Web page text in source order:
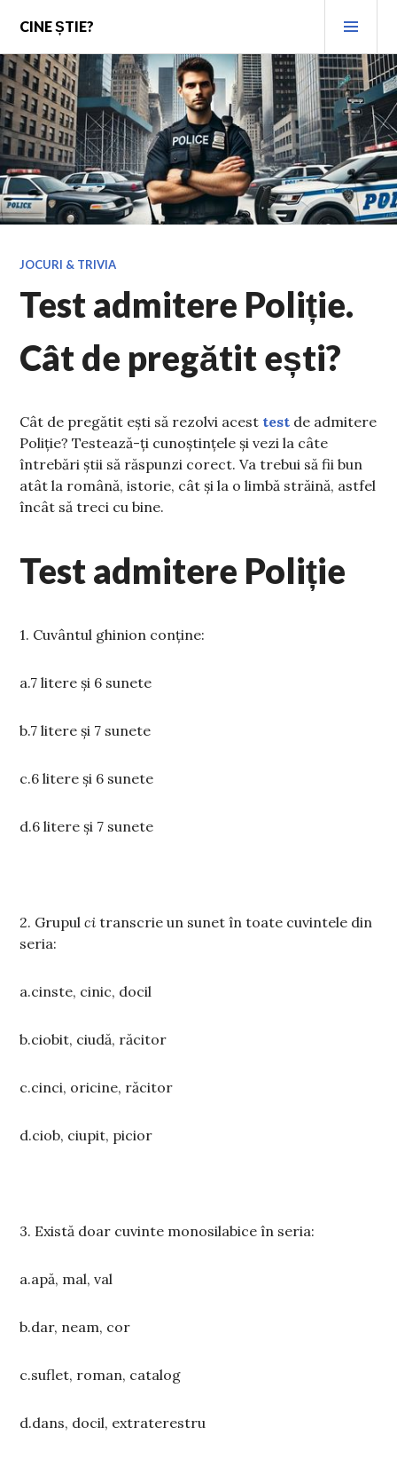
content
CINE ȘTIE?
JOCURI & TRIVIA
Test admitere Poliție.
Cât de pregătit ești?
Cât de pregătit ești să rezolvi acest test de admitere
Poliție? Testează-ți cunoștințele și vezi la câte
întrebări știi să răspunzi corect. Va trebui să fii bun
atât la română, istorie, cât și la o limbă străină, astfel
încât să treci cu bine.
Test admitere Poliție
1. Cuvântul ghinion conține:
a.7 litere și 6 sunete
b.7 litere și 7 sunete
c.6 litere și 6 sunete
d.6 litere și 7 sunete
2. Grupulcitranscrie un sunet în toate cuvintele din
seria:
a.cinste, cinic, docil
b.ciobit, ciudă, răcitor
c.cinci, oricine, răcitor
d.ciob, ciupit, picior
3. Există doar cuvinte monosilabice în seria:
a.apă, mal, val
b.dar, neam, cor
c.suflet, roman, catalog
d.dans, docil, extraterestru